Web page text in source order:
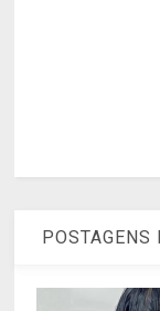
POSTAGENS